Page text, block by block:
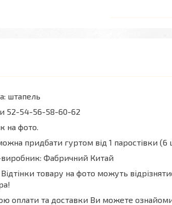
штапель
52-54-56-58-60-62
на фото.
придбати гуртом від 1 паростівки (6
виробник: Фабричний Китай
товару на фото можуть
оплати та доставки Ви можете